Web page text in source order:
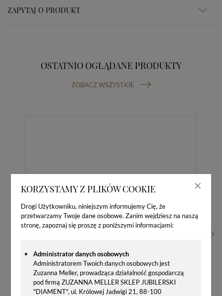
KORZYSTAMY Z PLIKÓW COOKIE
Drogi Użytkowniku, niniejszym informujemy Cię, że
przetwarzamy Twoje dane osobowe. Zanim wejdziesz na naszą
stronę, zapoznaj się proszę z poniższymi informacjami:
Administrator danych osobowych
Administratorem Twoich danych osobowych jest
Zuzanna Meller, prowadząca działalność gospodarczą
pod firmą ZUZANNA MELLER SKLEP JUBILERSKI
"DIAMENT", ul. Królowej Jadwigi 21, 88-100
ZAPYTAJ O PRODUKT
OSTATNIO OGLĄDANE PRODUKTY
ZOBACZ WSZYSTKIE